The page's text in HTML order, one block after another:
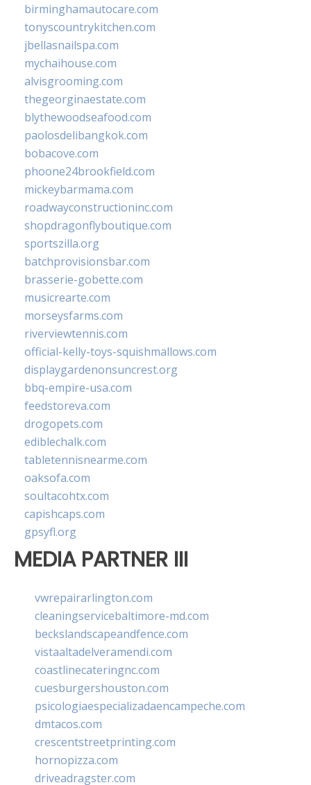
birminghamautocare.com
tonyscountrykitchen.com
jbellasnailspa.com
mychaihouse.com
alvisgrooming.com
thegeorginaestate.com
blythewoodseafood.com
paolosdelibangkok.com
bobacove.com
phoone24brookfield.com
mickeybarmama.com
roadwayconstructioninc.com
shopdragonflyboutique.com
sportszilla.org
batchprovisionsbar.com
brasserie-gobette.com
musicrearte.com
morseysfarms.com
riverviewtennis.com
official-kelly-toys-squishmallows.com
displaygardenonsuncrest.org
bbq-empire-usa.com
feedstoreva.com
drogopets.com
ediblechalk.com
tabletennisnearme.com
oaksofa.com
soultacohtx.com
capishcaps.com
gpsyfl.org
MEDIA PARTNER III
vwrepairarlington.com
cleaningservicebaltimore-md.com
beckslandscapeandfence.com
vistaaltadelveramendi.com
coastlinecateringnc.com
cuesburgershouston.com
psicologiaespecializadaencampeche.com
dmtacos.com
crescentstreetprinting.com
hornopizza.com
driveadragster.com